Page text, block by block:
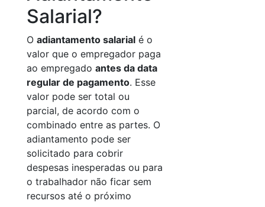
Salarial?
O adiantamento salarial é o
valor que o empregador paga
ao empregado antes da data
regular de pagamento. Esse
valor pode ser total ou
parcial, de acordo com o
combinado entre as partes. O
adiantamento pode ser
solicitado para cobrir
despesas inesperadas ou para
o trabalhador não ficar sem
recursos até o próximo